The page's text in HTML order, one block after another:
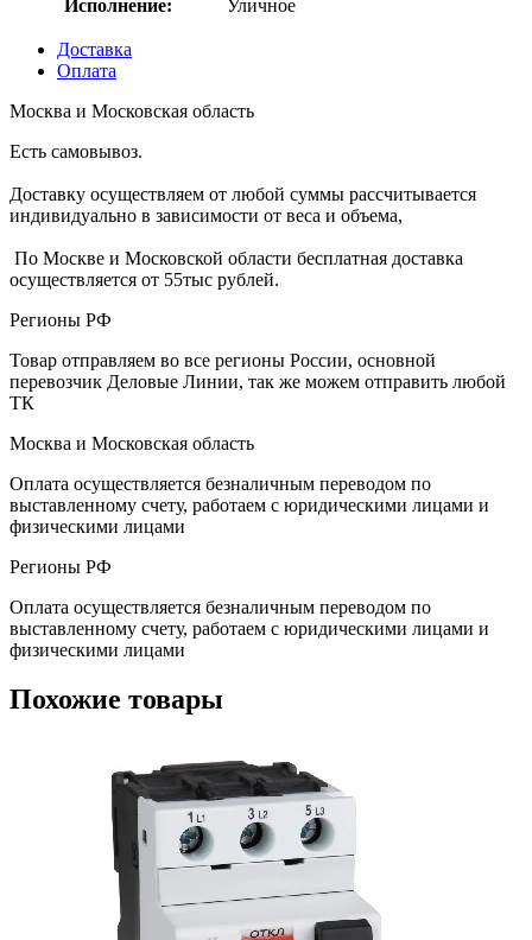
Исполнение: Уличное
Доставка
Оплата
Москва и Московская область
Есть самовывоз.
Доставку осуществляем от любой суммы рассчитывается
индивидуально в зависимости от веса и объема,
По Москве и Московской области бесплатная доставка
осуществляется от 55тыс рублей.
Регионы РФ
Товар отправляем во все регионы России, основной
перевозчик Деловые Линии, так же можем отправить любой
ТК
Москва и Московская область
Оплата осуществляется безналичным переводом по
выставленному счету, работаем с юридическими лицами и
физическими лицами
Регионы РФ
Оплата осуществляется безналичным переводом по
выставленному счету, работаем с юридическими лицами и
физическими лицами
Похожие товары